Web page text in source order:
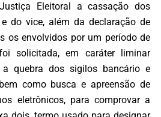
Eleitoral a cassação dos
do vice, além da declaração de
os envolvidos por um período de
solicitada, em caráter liminar
a quebra dos sigilos bancário e
como busca e apreensão de
eletrônicos, para comprovar a